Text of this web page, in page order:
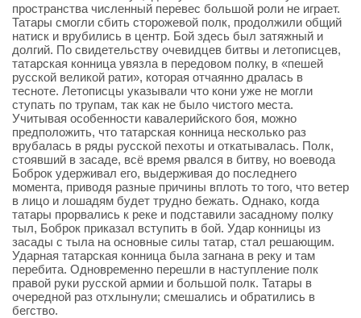
пространства численный перевес большой роли не играет.
Татары смогли сбить сторожевой полк, продолжили общий
натиск и врубились в центр. Бой здесь был затяжный и
долгий. По свидетельству очевидцев битвы и летописцев,
татарская конница увязла в передовом полку, в «пешей
русской великой рати», которая отчаянно дралась в
тесноте. Летописцы указывали что кони уже не могли
ступать по трупам, так как не было чистого места.
Учитывая особенности кавалерийского боя, можно
предположить, что татарская конница несколько раз
врубалась в ряды русской пехоты и откатывалась. Полк,
стоявший в засаде, всё время рвался в битву, но воевода
Боброк удерживал его, выдерживая до последнего
момента, приводя разные причины вплоть то того, что ветер
в лицо и лошадям будет трудно бежать. Однако, когда
татары прорвались к реке и подставили засадному полку
тыл, Боброк приказал вступить в бой. Удар конницы из
засады с тыла на основные силы татар, стал решающим.
Ударная татарская конница была загнана в реку и там
перебита. Одновременно перешли в наступление полк
правой руки русской армии и большой полк. Татары в
очередной раз отхлынули; смешались и обратились в
бегство.